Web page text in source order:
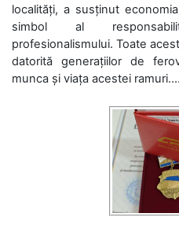
localități, a susținut
simbol al
profesionalismului. Toate
datorită generațiilor de
munca și viața acestei ramuri....